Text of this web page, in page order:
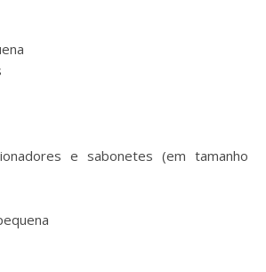
e sabonetes (em tamanho